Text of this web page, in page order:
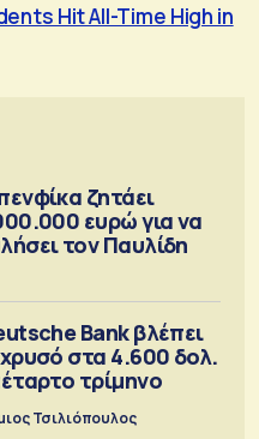
Hit All-Time High in
ζητάει
ευρώ για να
τον Παυλίδη
Bank βλέπει
στα 4.600 δολ.
τρίμηνο
Τσιλιόπουλος